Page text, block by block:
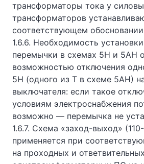
трансформаторы тока у
трансформаторов
соответствующем
1.6.6. Необходимость
перемычки в схемах 5Н и 5АН
возможностью отключения
5Н (одного из Т в схеме 5АН)
выключателя: если такое
условиям электроснабжения
возможно — перемычка не
1.6.7. Схема «заход-выход»
применяется при
на проходных и ответвительных